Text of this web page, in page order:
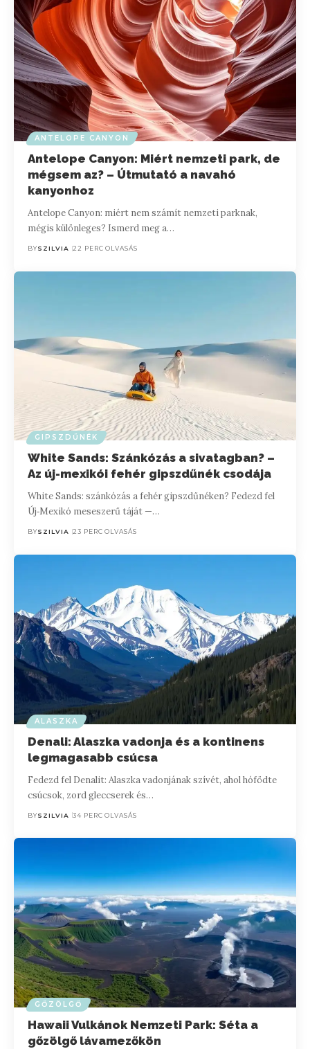
ANTELOPE CANYON
Antelope Canyon: Miért nemzeti park, de
mégsem az? – Útmutató a navahó
kanyonhoz
Antelope Canyon: miért nem számít nemzeti parknak,
mégis különleges? Ismerd meg a…
BYSZILVIA 22 PERC OLVASÁS
GIPSZDŰNÉK
White Sands: Szánkózás a sivatagban? –
Az új-mexikói fehér gipszdűnék csodája
White Sands: szánkózás a fehér gipszdűnéken? Fedezd fel
Új‑Mexikó meseszerű táját —…
BYSZILVIA 23 PERC OLVASÁS
ALASZKA
Denali: Alaszka vadonja és a kontinens
legmagasabb csúcsa
Fedezd fel Denalit: Alaszka vadonjának szívét, ahol hófödte
csúcsok, zord gleccserek és…
BYSZILVIA 34 PERC OLVASÁS
GŐZÖLGŐ
Hawaii Vulkánok Nemzeti Park: Séta a
gőzölgő lávamezőkön